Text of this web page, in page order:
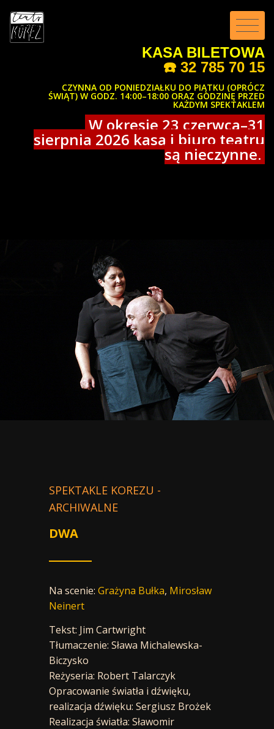
KASA BILETOWA
☎️ 32 785 70 15
CZYNNA OD PONIEDZIAŁKU DO PIĄTKU (OPRÓCZ
ŚWIĄT) W GODZ. 14:00–18:00 ORAZ GODZINĘ PRZED
KAŻDYM SPEKTAKLEM
W okresie 23 czerwca–31
sierpnia 2026 kasa i biuro teatru
są nieczynne.
SPEKTAKLE KOREZU -
ARCHIWALNE
DWA
Na scenie: Grażyna Bułka, Mirosław
Neinert
Tekst: Jim Cartwright
Tłumaczenie: Sława Michalewska-
Biczysko
Reżyseria: Robert Talarczyk
Opracowanie światła i dźwięku,
realizacja dźwięku: Sergiusz Brożek
Realizacja światła: Sławomir